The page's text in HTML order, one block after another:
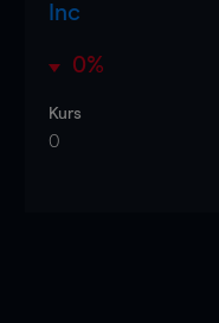
Inc
0%
Kurs
0